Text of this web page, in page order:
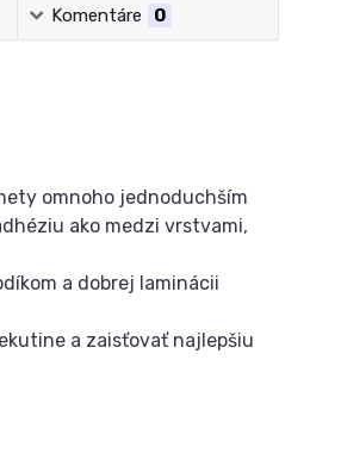
Komentáre 0
omnoho jednoduchším
ako medzi vrstvami,
a dobrej laminácii
a zaisťovať najlepšiu